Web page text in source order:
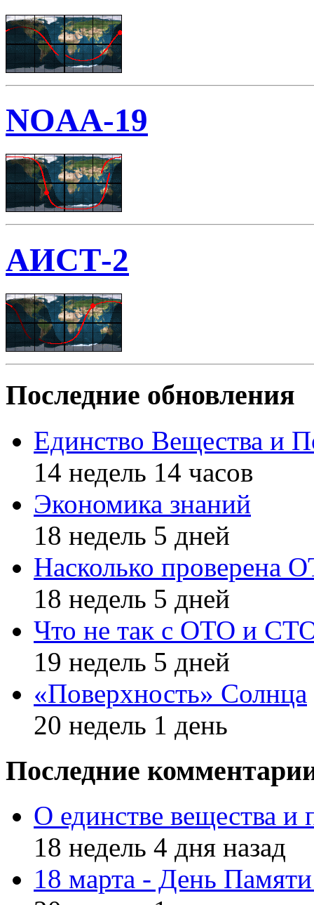
NOAA-19
АИСТ-2
Последние обновления
Единство Вещества и
14 недель 14 часов
Экономика знаний
18 недель 5 дней
Насколько проверена
18 недель 5 дней
Что не так с ОТО и
19 недель 5 дней
«Поверхность» Солнца
20 недель 1 день
Последние
О единстве вещества и
18 недель 4 дня назад
18 марта - День